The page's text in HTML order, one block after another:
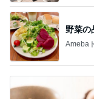
野菜の
Ameba